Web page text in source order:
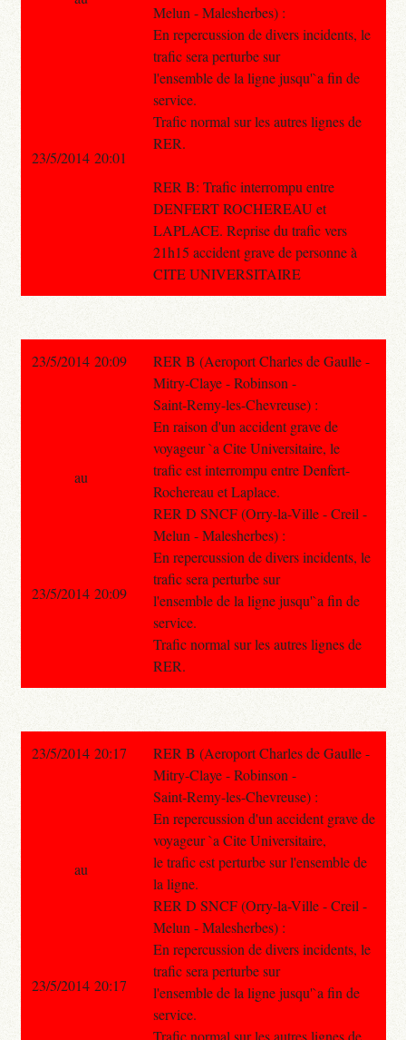
Melun - Malesherbes) :
En repercussion de divers incidents, le
trafic sera perturbe sur
l'ensemble de la ligne jusqu'`a fin de
service.
Trafic normal sur les autres lignes de
RER.
RER B: Trafic interrompu entre
DENFERT ROCHEREAU et
LAPLACE. Reprise du trafic vers
21h15 accident grave de personne à
CITE UNIVERSITAIRE
23/5/2014 20:01
23/5/2014 20:09
RER B (Aeroport Charles de Gaulle -
Mitry-Claye - Robinson -
Saint-Remy-les-Chevreuse) :
En raison d'un accident grave de
voyageur `a Cite Universitaire, le
trafic est interrompu entre Denfert-
Rochereau et Laplace.
RER D SNCF (Orry-la-Ville - Creil -
Melun - Malesherbes) :
En repercussion de divers incidents, le
trafic sera perturbe sur
l'ensemble de la ligne jusqu'`a fin de
service.
Trafic normal sur les autres lignes de
RER.
au
23/5/2014 20:09
23/5/2014 20:17
RER B (Aeroport Charles de Gaulle -
Mitry-Claye - Robinson -
Saint-Remy-les-Chevreuse) :
En repercussion d'un accident grave de
voyageur `a Cite Universitaire,
le trafic est perturbe sur l'ensemble de
la ligne.
RER D SNCF (Orry-la-Ville - Creil -
Melun - Malesherbes) :
En repercussion de divers incidents, le
trafic sera perturbe sur
l'ensemble de la ligne jusqu'`a fin de
service.
Trafic normal sur les autres lignes de
au
23/5/2014 20:17